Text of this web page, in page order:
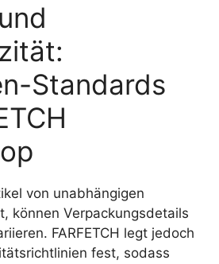
Standards
von unabhängigen
können Verpackungsdetails
FARFETCH legt jedoch
fest, sodass